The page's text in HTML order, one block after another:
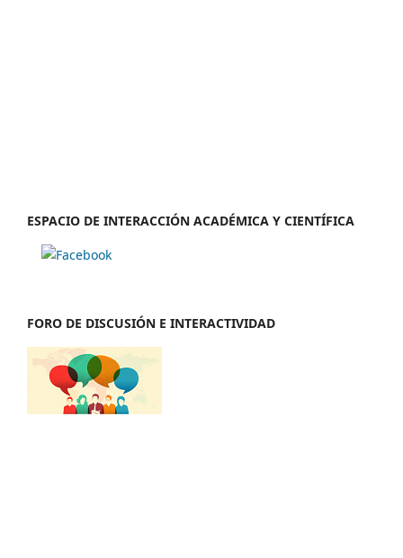
ESPACIO DE INTERACCIÓN ACADÉMICA Y CIENTÍFICA
FORO DE DISCUSIÓN E INTERACTIVIDAD